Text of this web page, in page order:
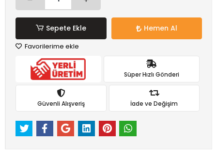
Sepete Ekle Hemen Al
Favorilerime ekle
Süper Hızlı Gönderi
Güvenli Alışveriş İade ve Değişim